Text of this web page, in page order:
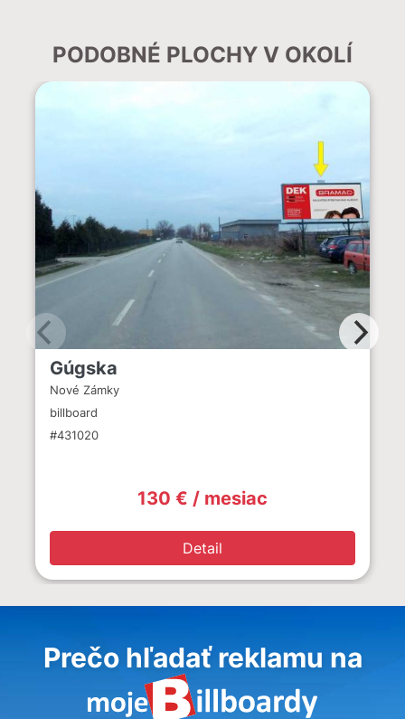
PODOBNÉ PLOCHY V OKOLÍ
Gúgska
Nové Zámky
billboard
#431020
130 € / mesiac
Detail
Prečo hľadať reklamu na